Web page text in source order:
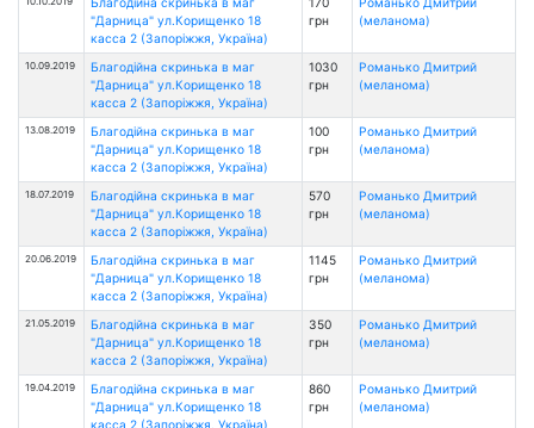
"Дарница" ул.Корищенко 18
касса 2 (Запоріжжя, Україна)
грн
(меланома)
10.09.2019
Благодійна скринька в маг
"Дарница" ул.Корищенко 18
касса 2 (Запоріжжя, Україна)
1030
грн
Романько Дмитрий
(меланома)
13.08.2019
Благодійна скринька в маг
"Дарница" ул.Корищенко 18
касса 2 (Запоріжжя, Україна)
100
грн
Романько Дмитрий
(меланома)
18.07.2019
Благодійна скринька в маг
"Дарница" ул.Корищенко 18
касса 2 (Запоріжжя, Україна)
570
грн
Романько Дмитрий
(меланома)
20.06.2019
Благодійна скринька в маг
"Дарница" ул.Корищенко 18
касса 2 (Запоріжжя, Україна)
1145
грн
Романько Дмитрий
(меланома)
21.05.2019
Благодійна скринька в маг
"Дарница" ул.Корищенко 18
касса 2 (Запоріжжя, Україна)
350
грн
Романько Дмитрий
(меланома)
19.04.2019
Благодійна скринька в маг
"Дарница" ул.Корищенко 18
касса 2 (Запоріжжя, Україна)
860
грн
Романько Дмитрий
(меланома)